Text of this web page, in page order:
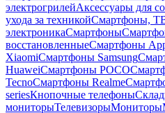
электрогрилейАксессуары для
ухода за техникойСмартфоны,
электроникаСмартфоны
восстановленныеСмартфоны
XiaomiСмартфоны Samsung
HuaweiСмартфоны POCO
TecnoСмартфоны Realme
seriesКнопочные телефоны
мониторыТелевизорыМониторы